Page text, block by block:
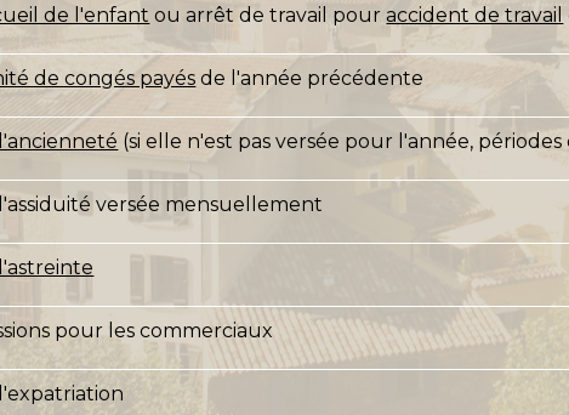
de l'enfant ou arrêt de travail pouraccident de travail
de congés payés de l'année précédente
(si elle n'est pas versée pour l'année,
versée mensuellement
pour les commerciaux